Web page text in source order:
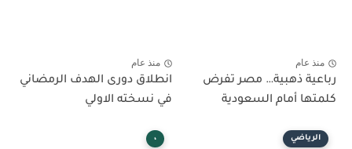
منذ عام
رباعية ذهبية… مصر تفرض
كلمتها أمام السعودية
منذ عام
انطلاق دورى الهدف الرمضاني
في نسخته الاولي
الرياضي ،